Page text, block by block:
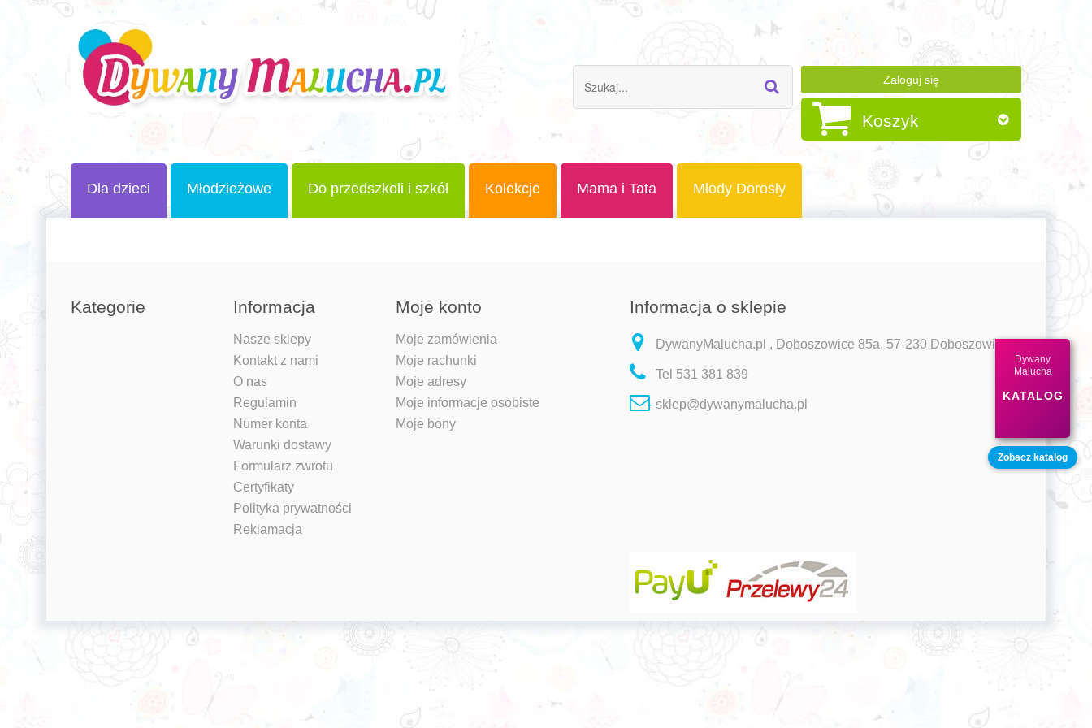
Zaloguj się
Koszyk
Dla dzieci Młodzieżowe Do przedszkoli i szkół Kolekcje Mama i Tata Młody Dorosły
Kategorie Informacja
Nasze sklepy
Kontakt z nami
O nas
Regulamin
Numer konta
Warunki dostawy
Formularz zwrotu
Certyfikaty
Polityka prywatności
Reklamacja
Moje konto
Moje zamówienia
Moje rachunki
Moje adresy
Moje informacje osobiste
Moje bony
Informacja o sklepie
DywanyMalucha.pl , Doboszowice 85a, 57-230 Doboszowice
Tel 531 381 839
sklep@dywanymalucha.pl
Dywany
Malucha
KATALOG
Zobacz katalog